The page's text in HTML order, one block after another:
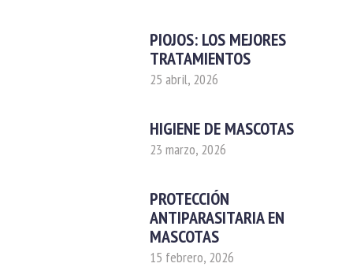
PIOJOS: LOS MEJORES
TRATAMIENTOS
25 abril, 2026
HIGIENE DE MASCOTAS
23 marzo, 2026
PROTECCIÓN
ANTIPARASITARIA EN
MASCOTAS
15 febrero, 2026